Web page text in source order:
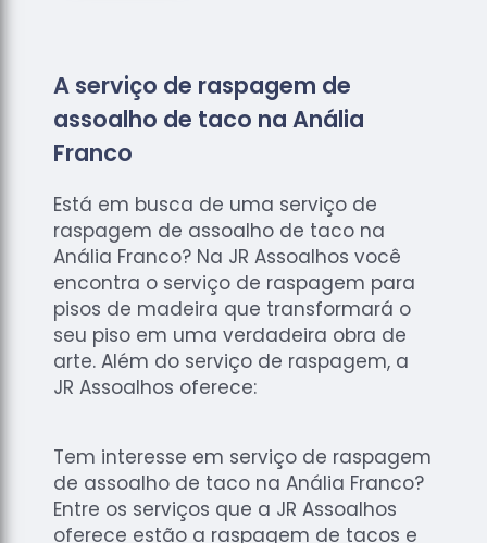
Madeiras
Raspagens
de Pisos
Tacos de
Madeiras
A serviço de raspagem de
assoalho de taco na Anália
Franco
Está em busca de uma serviço de
raspagem de assoalho de taco na
Anália Franco? Na JR Assoalhos você
encontra o serviço de raspagem para
pisos de madeira que transformará o
seu piso em uma verdadeira obra de
arte. Além do serviço de raspagem, a
JR Assoalhos oferece:
Tem interesse em serviço de raspagem
de assoalho de taco na Anália Franco?
Entre os serviços que a JR Assoalhos
oferece estão a raspagem de tacos e